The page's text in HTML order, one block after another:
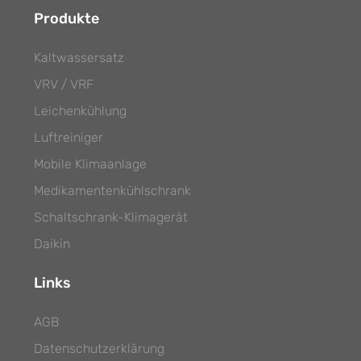
Produkte
Kaltwassersatz
VRV / VRF
Leichenkühlung
Luftreiniger
Mobile Klimaanlage
Medikamentenkühlschrank
Schaltschrank-Klimagerät
Daikin
Links
AGB
Datenschutzerklärung